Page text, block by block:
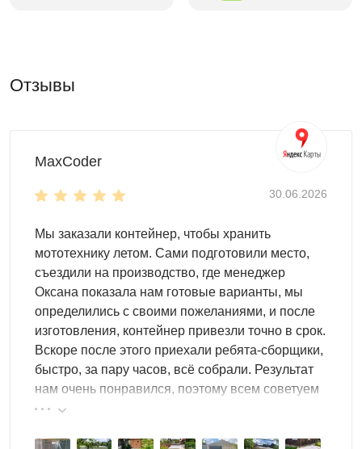
также доступны другие, нестандартные, цвета RAL по
Для монтажа контейнеров SKOGGY не требуется
фундаментные блоки. Ниже представлена схема
Отзывы
MaxCoder
30.06.2026
Мы заказали контейнер, чтобы хранить
мототехнику летом. Сами подготовили место,
съездили на производство, где менеджер
Оксана показала нам готовые варианты, мы
определились с своими пожеланиями, и после
изготовления, контейнер привезли точно в срок.
Вскоре после этого приехали ребята-сборщики,
быстро, за пару часов, всё собрали. Результат
нам очень понравился, поэтому всем советуем
эту фирму.